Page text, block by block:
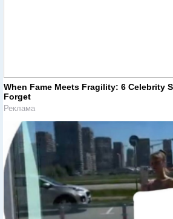
When Fame Meets Fragility: 6 Celebrity
Forget
Реклама